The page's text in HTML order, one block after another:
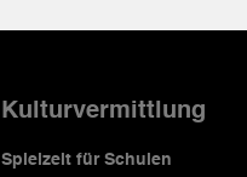
Kulturvermittlung
Spielzeit für Schulen